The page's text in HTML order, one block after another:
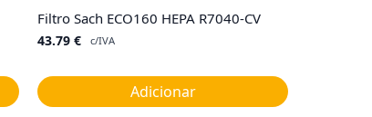
Filtro Sach ECO160 HEPA R7040-CV
43.79 € c/IVA
Adicionar